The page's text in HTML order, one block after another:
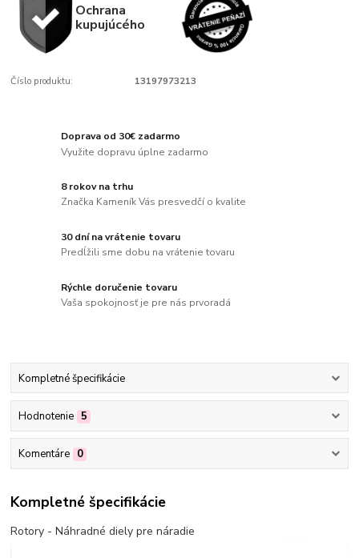
Ochrana
kupujúcého
Číslo produktu: 13197973213
Doprava od 30€ zadarmo
Využite dopravu úplne zadarmo
8 rokov na trhu
Značka Kameník Vás presvedčí o kvalite
30 dní na vrátenie tovaru
Predĺžili sme dobu na vrátenie tovaru
Rýchle doručenie tovaru
Vaša spokojnosť je pre nás prvoradá
Kompletné špecifikácie
Hodnotenie 5
Komentáre 0
Kompletné špecifikácie
Rotory - Náhradné diely pre náradie